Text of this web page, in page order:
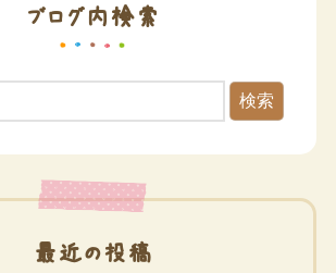
ブログ内検索
検索
最近の投稿